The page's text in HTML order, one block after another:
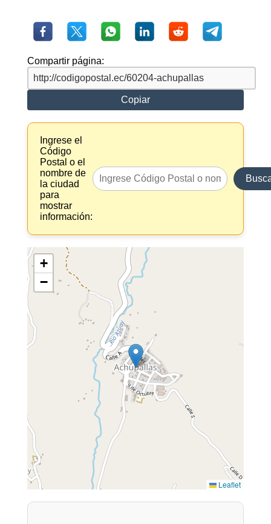
Compartir página:
Copiar
Ingrese el
Código
Postal o el
nombre de
la ciudad
para
mostrar
información:
+
−
Leaflet